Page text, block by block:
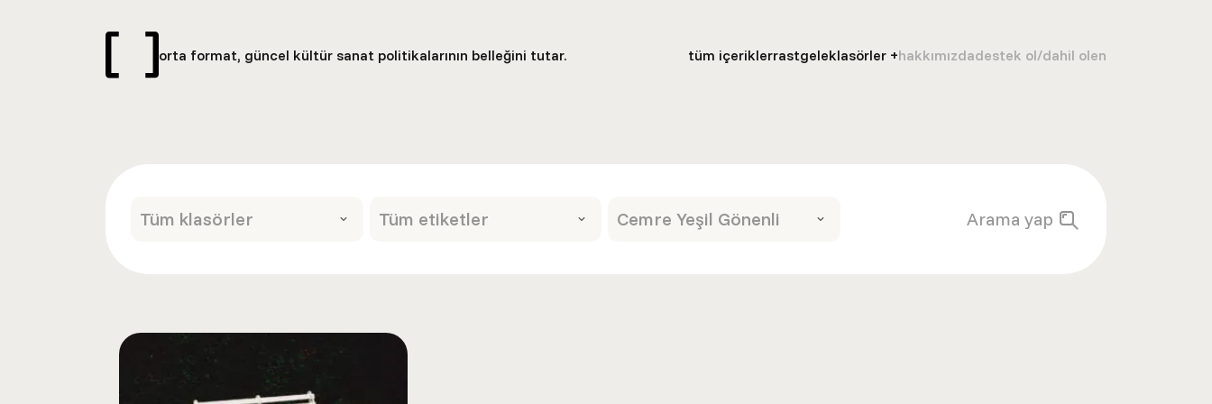
orta format, güncel kültür sanat politikalarının belleğini tutar. tüm içeriklerrastgeleklasörler hakkımızdadestek ol/dahil olen
Arama yap